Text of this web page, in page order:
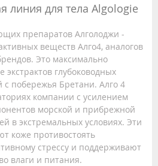
линия для тела Algologie
препаратов Алголоджи -
веществ Алго4, аналогов
Это максимально
экстрактов глубоководных
с побережья Бретани. Алго 4
компании с усилением
морской и прибрежной
в экстремальных условиях. Эти
коже противостоять
стрессу и поддерживают
влаги и питания.